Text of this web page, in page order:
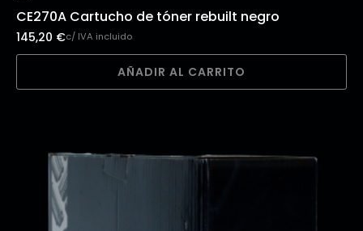
CE270A Cartucho de tóner rebuilt negro
145,20 €c/ IVA incluido
AÑADIR AL CARRITO